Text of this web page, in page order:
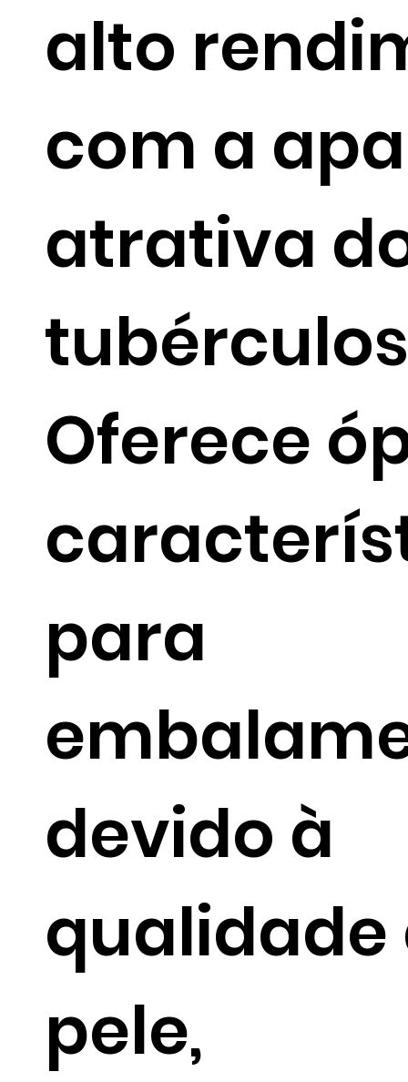
alto
com a
atrativa
Oferece
para
devido à
qualidade
pele,